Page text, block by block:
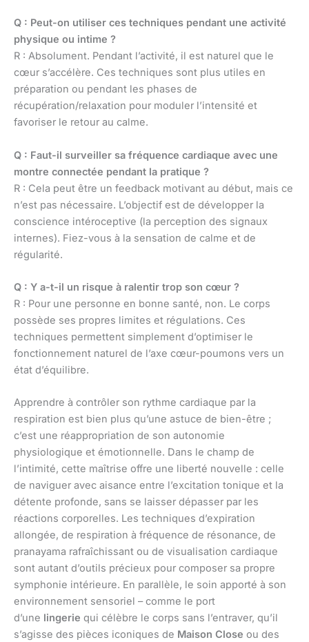
Q : Peut-on utiliser ces techniques pendant une activité
physique ou intime ?
R : Absolument. Pendant l’activité, il est naturel que le
cœur s’accélère. Ces techniques sont plus utiles en
préparation ou pendant les phases de
récupération/relaxation pour moduler l’intensité et
favoriser le retour au calme.
Q : Faut-il surveiller sa fréquence cardiaque avec une
montre connectée pendant la pratique ?
R : Cela peut être un feedback motivant au début, mais ce
n’est pas nécessaire. L’objectif est de développer la
conscience intéroceptive (la perception des signaux
internes). Fiez-vous à la sensation de calme et de
régularité.
Q : Y a-t-il un risque à ralentir trop son cœur ?
R : Pour une personne en bonne santé, non. Le corps
possède ses propres limites et régulations. Ces
techniques permettent simplement d’optimiser le
fonctionnement naturel de l’axe cœur-poumons vers un
état d’équilibre.
Apprendre à contrôler son rythme cardiaque par la
respiration est bien plus qu’une astuce de bien-être ;
c’est une réappropriation de son autonomie
physiologique et émotionnelle. Dans le champ de
l’intimité, cette maîtrise offre une liberté nouvelle : celle
de naviguer avec aisance entre l’excitation tonique et la
détente profonde, sans se laisser dépasser par les
réactions corporelles. Les techniques d’expiration
allongée, de respiration à fréquence de résonance, de
pranayama rafraîchissant ou de visualisation cardiaque
sont autant d’outils précieux pour composer sa propre
symphonie intérieure. En parallèle, le soin apporté à son
environnement sensoriel – comme le port
d’une lingerie qui célèbre le corps sans l’entraver, qu’il
s’agisse des pièces iconiques de Maison Close ou des